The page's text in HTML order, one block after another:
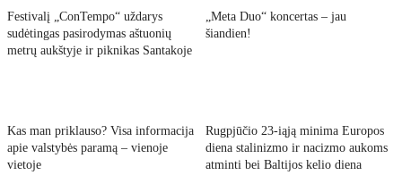
Festivalį „ConTempo“ uždarys
sudėtingas pasirodymas aštuonių
metrų aukštyje ir piknikas Santakoje
„Meta Duo“ koncertas – jau
šiandien!
Kas man priklauso? Visa informacija
apie valstybės paramą – vienoje
vietoje
Rugpjūčio 23-iąją minima Europos
diena stalinizmo ir nacizmo aukoms
atminti bei Baltijos kelio diena